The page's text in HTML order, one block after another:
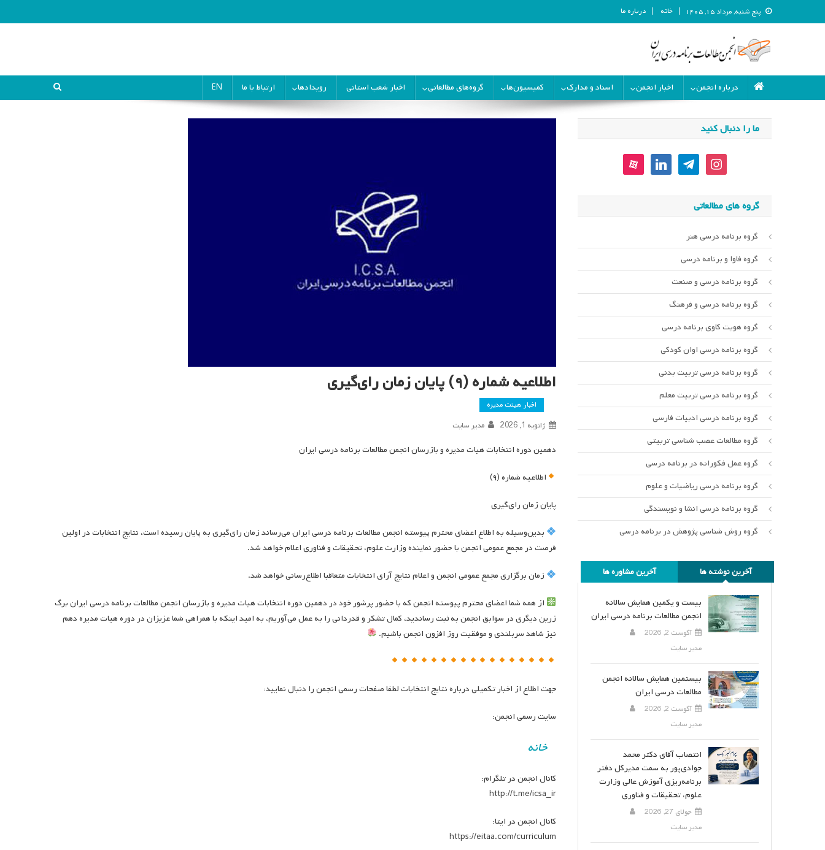
پنج شنبه, مرداد ۱۵, ۱۴۰۵ خانه درباره ما
انجمن مطالعات برنامه درسی ایران
درباره انجمن
اخبار انجمن اسناد و مدارک کمیسیون‌ها گروه‌های مطالعاتی اخبار شعب استانی رویدادها ارتباط با ما EN
اطلاعیه شماره (۹) پایان زمان رای‌گیری
اخبار هیئت مدیره
ژانویه 1, 2026 مدیر سایت
دهمین دوره انتخابات هیات مدیره و بازرسان انجمن مطالعات برنامه درسی ایران
اطلاعیه شماره (۹)
پایان زمان رای‌گیری
بدین‌وسیله به اطلاع اعضای محترم پیوسته انجمن مطالعات برنامه درسی ایران می‌رساند زمان رای‌گیری به پایان رسیده است، نتایج انتخابات در اولین
فرصت در مجمع عمومی انجمن با حضور نماینده وزارت علوم، تحقیقات و فناوری اعلام خواهد شد.
زمان برگزاری مجمع عمومی انجمن و اعلام نتایج آرای انتخابات متعاقبا اطلاع‌رسانی خواهد شد.
از همه شما اعضای محترم پیوسته انجمن که با حضور پرشور خود در دهمین دوره انتخابات هیات مدیره و بازرسان انجمن مطالعات برنامه درسی ایران برگ
زرین دیگری در سوابق انجمن به ثبت رساندید، کمال تشکر و قدردانی را به عمل می‌آوریم، به امید اینکه با همراهی شما عزیزان در دوره هیات مدیره دهم
نیز شاهد سربلندی و موفقیت روز افزون انجمن باشیم.
جهت اطلاع از اخبار تکمیلی درباره نتایج انتخابات لطفا صفحات رسمی انجمن را دنبال نمایید:
سایت رسمی انجمن:
خانه
کانال انجمن در تلگرام:
http://t.me/icsa_ir
کانال انجمن در ایتا:
https://eitaa.com/curriculum
ما را دنبال کنید
instagram
telegram
linkedin
aparat
گروه های مطالعاتی
گروه برنامه درسی هنر
گروه فاوا و برنامه درسی
گروه برنامه درسی و صنعت
گروه برنامه درسی و فرهنگ
گروه هویت کاوی برنامه درسی
گروه برنامه درسی اوان کودکی
گروه برنامه درسی تربیت بدنی
گروه برنامه درسی تربیت معلم
گروه برنامه درسی ادبیات فارسی
گروه مطالعات عصب شناسی تربیتی
گروه عمل فکورانه در برنامه درسی
گروه برنامه درسی ریاضیات و علوم
گروه برنامه درسی انشا و نویسندگی
گروه روش شناسی پژوهش در برنامه درسی
آخرین نوشته ها آخرین مشاوره ها
بیست و یکمین همایش سالانه
انجمن مطالعات برنامه درسی ایران
آگوست 2, 2026
مدیر سایت
بیستمین همایش سالانه انجمن
مطالعات درسی ایران
آگوست 2, 2026
مدیر سایت
انتصاب آقای دکتر محمد
جوادی‌پور به سمت مدیرکل دفتر
برنامه‌ریزی آموزش عالی وزارت
علوم، تحقیقات و فناوری
جولای 27, 2026
مدیر سایت